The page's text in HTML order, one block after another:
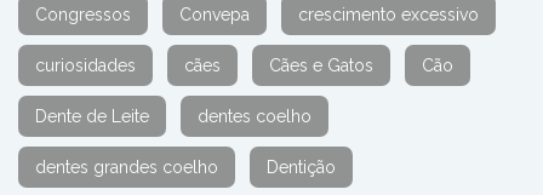
Congressos Convepa crescimento excessivo
curiosidades cães Cães e Gatos Cão
Dente de Leite dentes coelho
dentes grandes coelho Dentição